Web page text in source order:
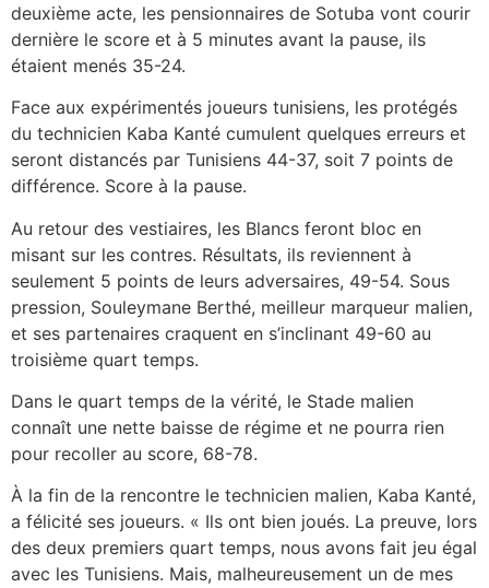
deuxième acte, les pensionnaires de Sotuba vont courir
dernière le score et à 5 minutes avant la pause, ils
étaient menés 35-24.
Face aux expérimentés joueurs tunisiens, les protégés
du technicien Kaba Kanté cumulent quelques erreurs et
seront distancés par Tunisiens 44-37, soit 7 points de
différence. Score à la pause.
Au retour des vestiaires, les Blancs feront bloc en
misant sur les contres. Résultats, ils reviennent à
seulement 5 points de leurs adversaires, 49-54. Sous
pression, Souleymane Berthé, meilleur marqueur malien,
et ses partenaires craquent en s’inclinant 49-60 au
troisième quart temps.
Dans le quart temps de la vérité, le Stade malien
connaît une nette baisse de régime et ne pourra rien
pour recoller au score, 68-78.
À la fin de la rencontre le technicien malien, Kaba Kanté,
a félicité ses joueurs. « Ils ont bien joués. La preuve, lors
des deux premiers quart temps, nous avons fait jeu égal
avec les Tunisiens. Mais, malheureusement un de mes